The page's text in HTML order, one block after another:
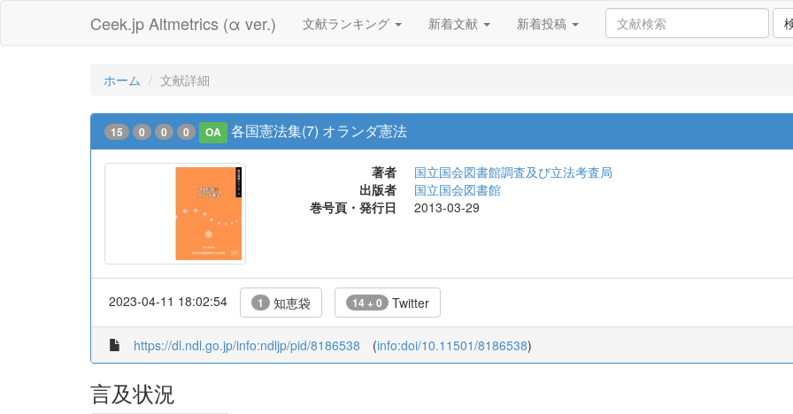
Ceek.jp Altmetrics (α ver.) 文献ランキング 新着文献 新着投稿
ホーム 文献詳細
15 0 0 0 OA 各国憲法集(7) オランダ憲法
著者
国立国会図書館調査及び立法考査局
出版者
国立国会図書館
巻号頁・発行日
2013-03-29
2023-04-11 18:02:54 1 知恵袋 14 + 0 Twitter
https://dl.ndl.go.jp/info:ndljp/pid/8186538 (info:doi/10.11501/8186538)
言及状況